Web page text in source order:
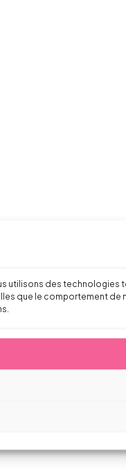
utilisons des
que le comportement de